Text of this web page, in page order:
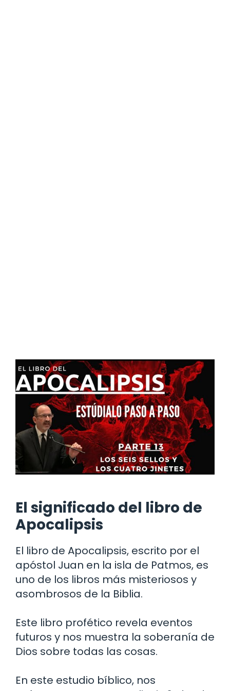
El significado del libro de
Apocalipsis
El libro de Apocalipsis, escrito por el
apóstol Juan en la isla de Patmos, es
uno de los libros más misteriosos y
asombrosos de la Biblia.
Este libro profético revela eventos
futuros y nos muestra la soberanía de
Dios sobre todas las cosas.
En este estudio bíblico, nos